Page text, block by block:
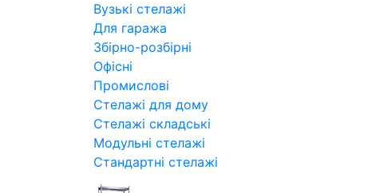
Вузькі стелажі
Для гаража
Збірно-розбірні
Офісні
Промислові
Стелажі для дому
Стелажі складські
Модульні стелажі
Стандартні стелажі